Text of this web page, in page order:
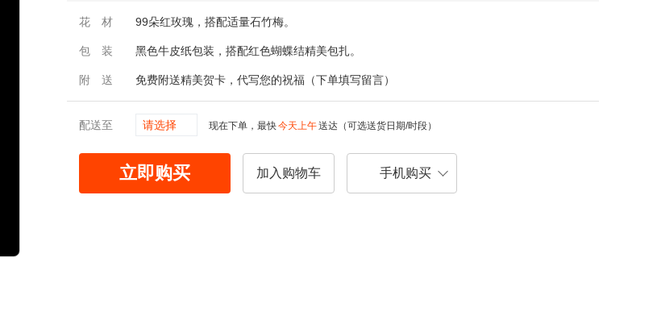
花材 99朵红玫瑰，搭配适量石竹梅。
包装 黑色牛皮纸包装，搭配红色蝴蝶结精美包扎。
附送 免费附送精美贺卡，代写您的祝福（下单填写留言）
配送至 请选择 现在下单，最快今天上午送达（可选送货日期/时段）
立即购买 加入购物车 手机购买